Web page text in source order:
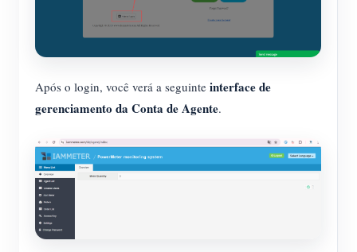
Após o login, você verá a seguinte interface de
gerenciamento da Conta de Agente.